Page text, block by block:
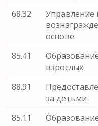
68.32
основе
85.41
взрослых
88.91
за детьми
85.11